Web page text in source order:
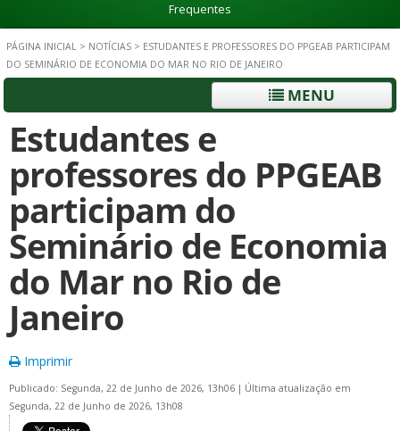
Frequentes
PÁGINA INICIAL > NOTÍCIAS > ESTUDANTES E PROFESSORES DO PPGEAB PARTICIPAM
DO SEMINÁRIO DE ECONOMIA DO MAR NO RIO DE JANEIRO
MENU
Estudantes e
professores do PPGEAB
participam do
Seminário de Economia
do Mar no Rio de
Janeiro
Imprimir
Publicado: Segunda, 22 de Junho de 2026, 13h06 | Última atualização em
Segunda, 22 de Junho de 2026, 13h08